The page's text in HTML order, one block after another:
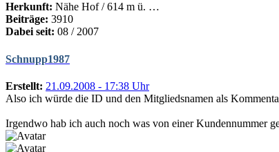
Herkunft: Nähe Hof / 614 m ü. …
Beiträge: 3910
Dabei seit: 08 / 2007
Schnupp1987
Erstellt: 21.09.2008 - 17:38 Uhr
Also ich würde die ID und den Mitgliedsnamen als
Irgendwo hab ich auch noch was von einer Kundennummer